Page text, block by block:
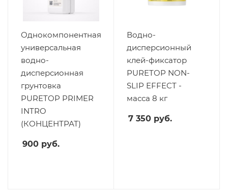
Однокомпонентная
универсальная
водно-
дисперсионная
грунтовка
PURETOP PRIMER
INTRO
(КОНЦЕНТРАТ)
900 руб.
Водно-
дисперсионный
клей-фиксатор
PURETOP NON-
SLIP EFFECT -
масса 8 кг
7 350 руб.